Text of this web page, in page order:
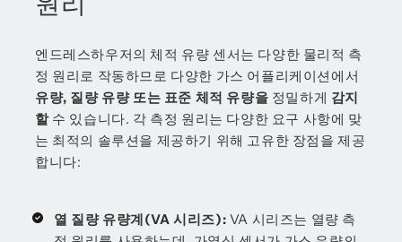
엔드레스하우저의 체적 유량 센서는 다양한 물리적 측
정 원리로 작동하므로 다양한 가스 어플리케이션에서
유량, 질량 유량 또는 표준 체적 유량을 정밀하게 감지
할수 있습니다. 각 측정 원리는 다양한 요구 사항에 맞
는 최적의 솔루션을 제공하기 위해 고유한 장점을 제공
합니다:
열 질량 유량계(VA 시리즈): VA 시리즈는 열량 측